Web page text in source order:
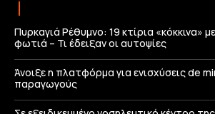
Πυρκαγιά Ρέθυμνο: 19 κτίρια «κόκκινα»
φωτιά – Τι έδειξαν οι αυτοψίες
Άνοιξε η πλατφόρμα για ενισχύσεις de
παραγωγούς